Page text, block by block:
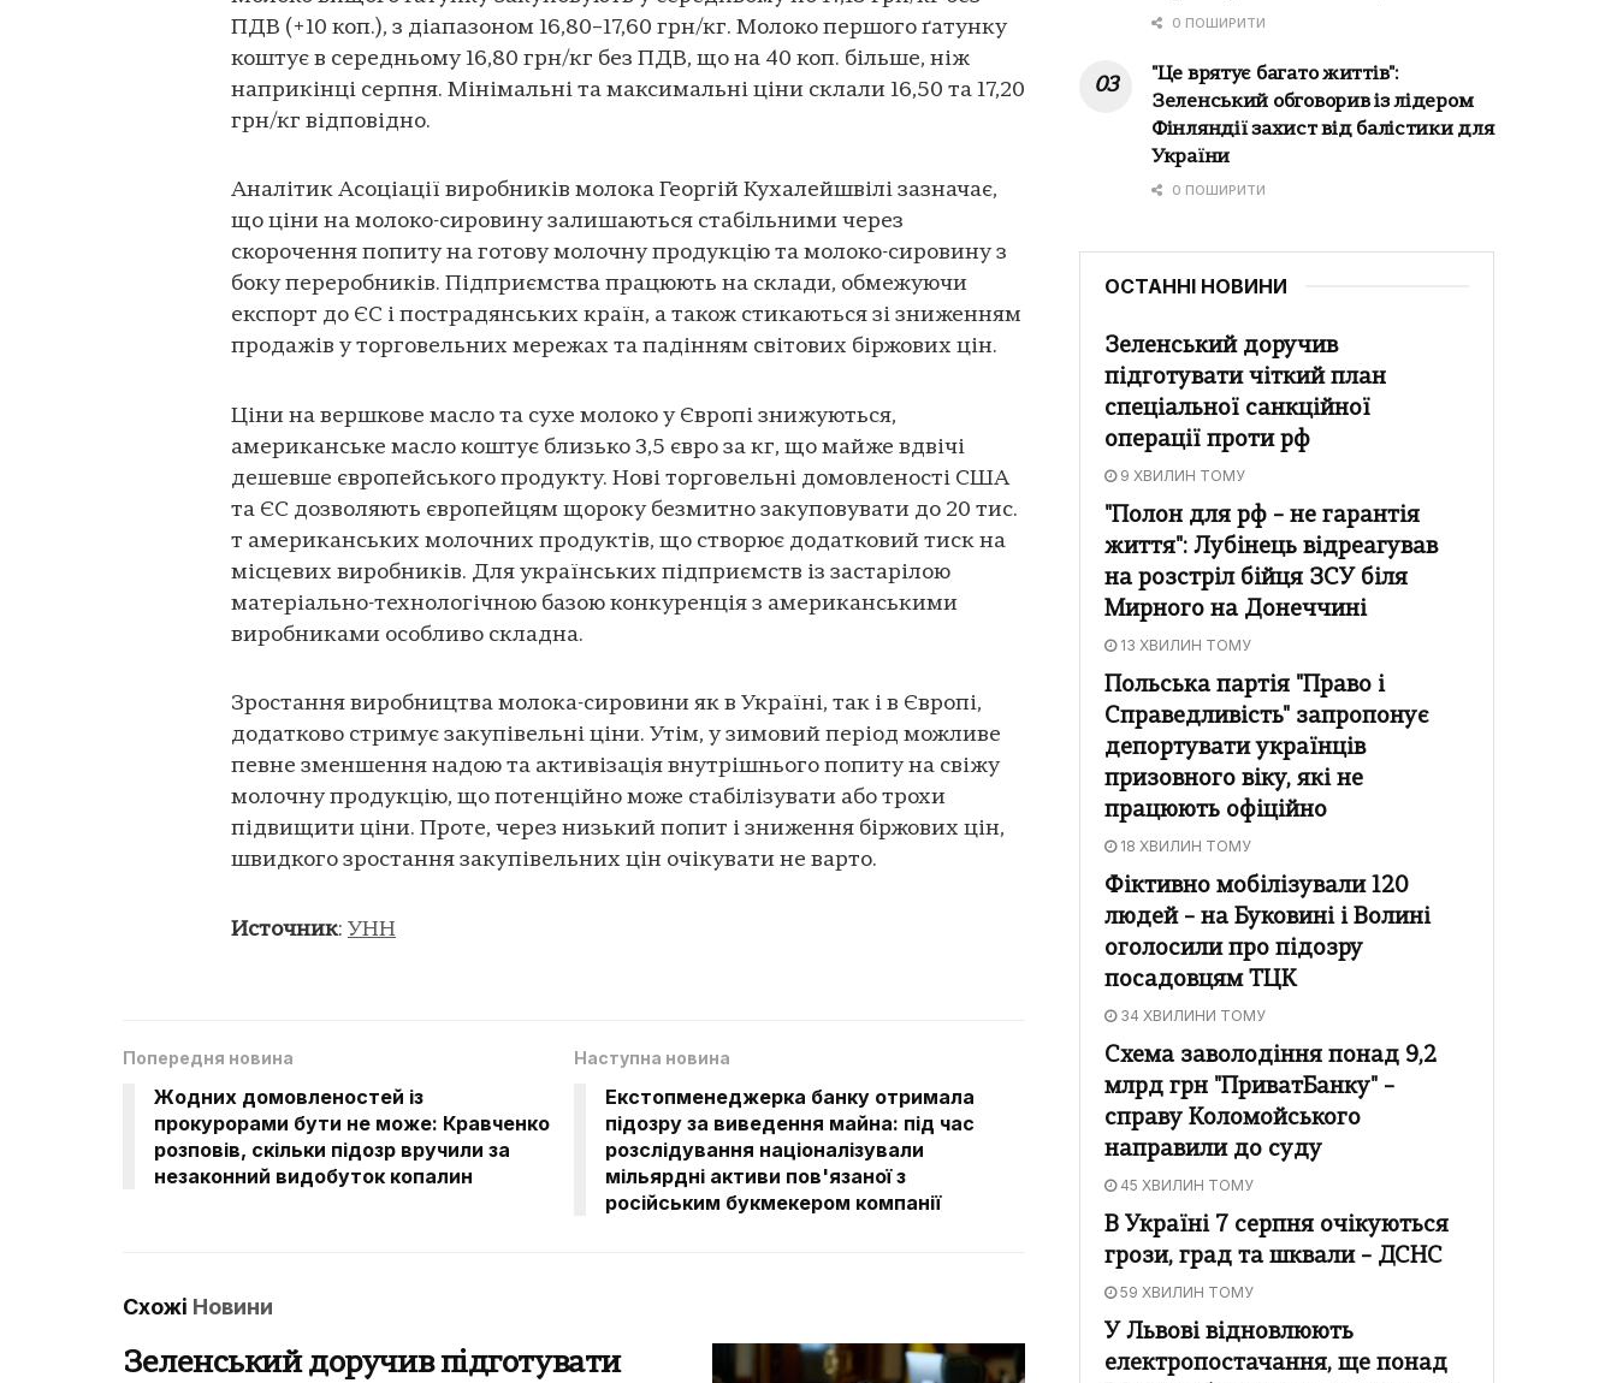
ПДВ (+10 коп.), з діапазоном 16,80–17,60 грн/кг. Молоко першого ґатунку
коштує в середньому 16,80 грн/кг без ПДВ, що на 40 коп. більше, ніж
наприкінці серпня. Мінімальні та максимальні ціни склали 16,50 та 17,20
грн/кг відповідно.
Аналітик Асоціації виробників молока Георгій Кухалейшвілі зазначає,
що ціни на молоко-сировину залишаються стабільними через
скорочення попиту на готову молочну продукцію та молоко-сировину з
боку переробників. Підприємства працюють на склади, обмежуючи
експорт до ЄС і пострадянських країн, а також стикаються зі зниженням
продажів у торговельних мережах та падінням світових біржових цін.
Ціни на вершкове масло та сухе молоко у Європі знижуються,
американське масло коштує близько 3,5 євро за кг, що майже вдвічі
дешевше європейського продукту. Нові торговельні домовленості США
та ЄС дозволяють європейцям щороку безмитно закуповувати до 20 тис.
т американських молочних продуктів, що створює додатковий тиск на
місцевих виробників. Для українських підприємств із застарілою
матеріально-технологічною базою конкуренція з американськими
виробниками особливо складна.
Зростання виробництва молока-сировини як в Україні, так і в Європі,
додатково стримує закупівельні ціни. Утім, у зимовий період можливе
певне зменшення надою та активізація внутрішнього попиту на свіжу
молочну продукцію, що потенційно може стабілізувати або трохи
підвищити ціни. Проте, через низький попит і зниження біржових цін,
швидкого зростання закупівельних цін очікувати не варто.
Источник: УНН
Попередня новина
Жодних домовленостей із
прокурорами бути не може: Кравченко
розповів, скільки підозр вручили за
незаконний видобуток копалин
Наступна новина
Екстопменеджерка банку отримала
підозру за виведення майна: під час
розслідування націоналізували
мільярдні активи пов'язаної з
російським букмекером компанії
Схожі Новини
Зеленський доручив підготувати
0 ПОШИРИТИ
"Це врятує багато життів":
Зеленський обговорив із лідером
Фінляндії захист від балістики для
України
0 ПОШИРИТИ
ОСТАННІ НОВИНИ
Зеленський доручив
підготувати чіткий план
спеціальної санкційної
операції проти рф
9 ХВИЛИН ТОМУ
"Полон для рф – не гарантія
життя": Лубінець відреагував
на розстріл бійця ЗСУ біля
Мирного на Донеччині
13 ХВИЛИН ТОМУ
Польська партія "Право і
Справедливість" запропонує
депортувати українців
призовного віку, які не
працюють офіційно
18 ХВИЛИН ТОМУ
Фіктивно мобілізували 120
людей – на Буковині і Волині
оголосили про підозру
посадовцям ТЦК
34 ХВИЛИНИ ТОМУ
Схема заволодіння понад 9,2
млрд грн "ПриватБанку" –
справу Коломойського
направили до суду
45 ХВИЛИН ТОМУ
В Україні 7 серпня очікуються
грози, град та шквали – ДСНС
59 ХВИЛИН ТОМУ
У Львові відновлюють
електропостачання, ще понад